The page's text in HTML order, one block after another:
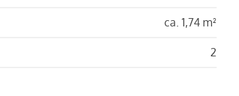
ca. 1,74 m²
2